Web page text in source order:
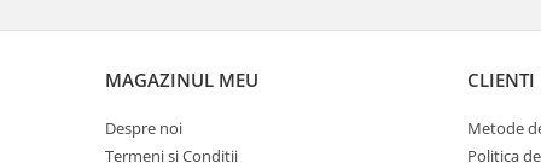
MAGAZINUL MEU
Despre noi
Termeni si Conditii
CLIENTI
Metode
Politica